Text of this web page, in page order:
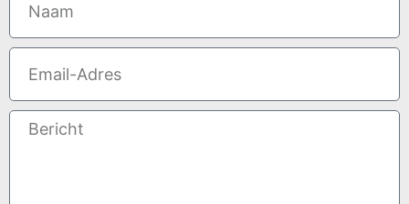
Message